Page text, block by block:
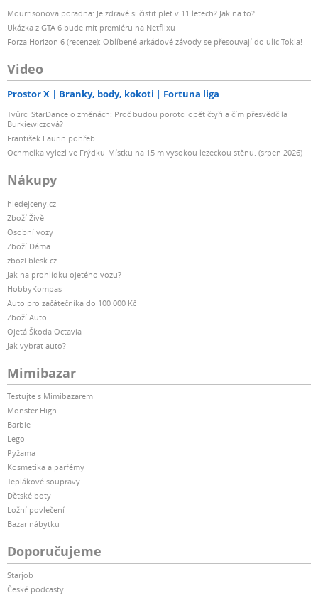
Mourrisonova poradna: Je zdravé si čistit pleť v 11 letech? Jak na to?
Ukázka z GTA 6 bude mít premiéru na Netflixu
Forza Horizon 6 (recenze): Oblíbené arkádové závody se přesouvají do ulic Tokia!
Video
Prostor X Branky, body, kokoti Fortuna liga
Tvůrci StarDance o změnách: Proč budou porotci opět čtyři a čím přesvědčila
Burkiewiczová?
František Laurin pohřeb
Ochmelka vylezl ve Frýdku-Místku na 15 m vysokou lezeckou stěnu. (srpen 2026)
Nákupy
hledejceny.cz
Zboží Živě
Osobní vozy
Zboží Dáma
zbozi.blesk.cz
Jak na prohlídku ojetého vozu?
HobbyKompas
Auto pro začátečníka do 100 000 Kč
Zboží Auto
Ojetá Škoda Octavia
Jak vybrat auto?
Mimibazar
Testujte s Mimibazarem
Monster High
Barbie
Lego
Pyžama
Kosmetika a parfémy
Teplákové soupravy
Dětské boty
Ložní povlečení
Bazar nábytku
Doporučujeme
Starjob
České podcasty